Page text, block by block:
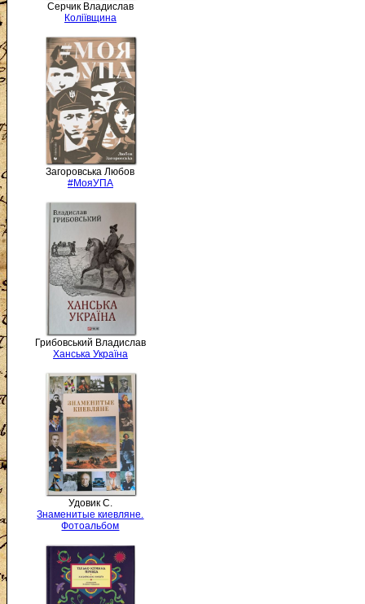
Серчик Владислав
Коліївщина
Загоровська Любов
#МояУПА
Грибовський Владислав
Ханська Україна
Удовик С.
Знаменитые киевляне.
Фотоальбом